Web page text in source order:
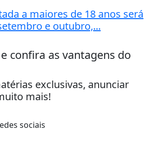
a maiores de 18 anos será
e outubro,...
confira as vantagens do
exclusivas, anunciar
mais!
sociais